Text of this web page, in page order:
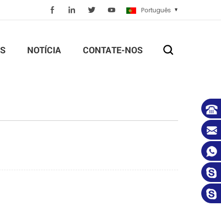
Português
NOTÍCIA CONTATE-NOS